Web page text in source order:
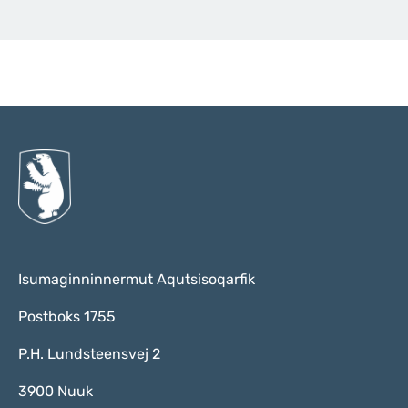
Isumaginninnermut Aqutsisoqarfik
Postboks 1755
P.H. Lundsteensvej 2
3900 Nuuk